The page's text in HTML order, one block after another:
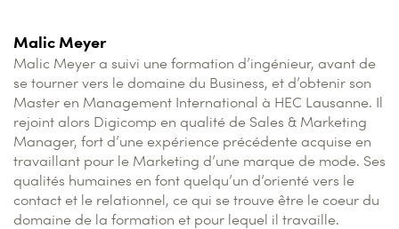
Malic Meyer
Malic Meyer a suivi une formation d’ingénieur, avant de
se tourner vers le domaine du Business, et d’obtenir son
Master en Management International à HEC Lausanne. Il
rejoint alors Digicomp en qualité de Sales & Marketing
Manager, fort d’une expérience précédente acquise en
travaillant pour le Marketing d’une marque de mode. Ses
qualités humaines en font quelqu’un d’orienté vers le
contact et le relationnel, ce qui se trouve être le coeur du
domaine de la formation et pour lequel il travaille.